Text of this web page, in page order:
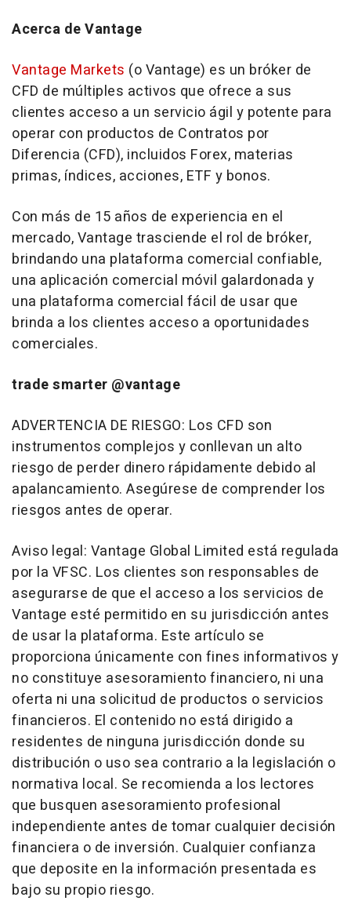
Acerca de Vantage
Vantage Markets (o Vantage) es un bróker de
CFD de múltiples activos que ofrece a sus
clientes acceso a un servicio ágil y potente para
operar con productos de Contratos por
Diferencia (CFD), incluidos Forex, materias
primas, índices, acciones, ETF y bonos.
Con más de 15 años de experiencia en el
mercado, Vantage trasciende el rol de bróker,
brindando una plataforma comercial confiable,
una aplicación comercial móvil galardonada y
una plataforma comercial fácil de usar que
brinda a los clientes acceso a oportunidades
comerciales.
trade smarter @vantage
ADVERTENCIA DE RIESGO: Los CFD son
instrumentos complejos y conllevan un alto
riesgo de perder dinero rápidamente debido al
apalancamiento. Asegúrese de comprender los
riesgos antes de operar.
Aviso legal: Vantage Global Limited está regulada
por la VFSC. Los clientes son responsables de
asegurarse de que el acceso a los servicios de
Vantage esté permitido en su jurisdicción antes
de usar la plataforma. Este artículo se
proporciona únicamente con fines informativos y
no constituye asesoramiento financiero, ni una
oferta ni una solicitud de productos o servicios
financieros. El contenido no está dirigido a
residentes de ninguna jurisdicción donde su
distribución o uso sea contrario a la legislación o
normativa local. Se recomienda a los lectores
que busquen asesoramiento profesional
independiente antes de tomar cualquier decisión
financiera o de inversión. Cualquier confianza
que deposite en la información presentada es
bajo su propio riesgo.